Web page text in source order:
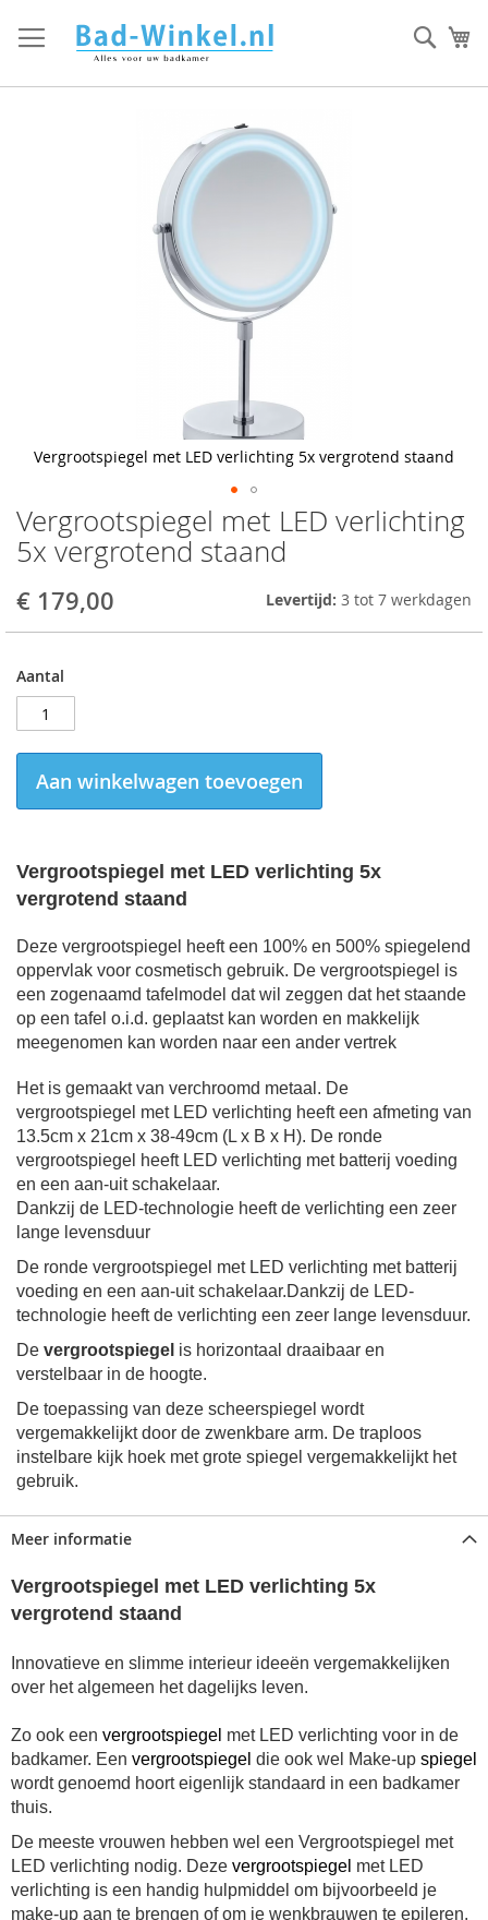
direct
door
Vergrootspiegel met LED verlichting
5x vergrotend staand
€ 179,00 Levertijd: 3 tot 7 werkdagen
Aantal
Aan winkelwagen toevoegen
Vergrootspiegel met LED verlichting 5x
vergrotend staand
Deze vergrootspiegel heeft een 100% en 500% spiegelend
oppervlak voor cosmetisch gebruik. De vergrootspiegel is
een zogenaamd tafelmodel dat wil zeggen dat het staande
op een tafel o.i.d. geplaatst kan worden en makkelijk
meegenomen kan worden naar een ander vertrek
Het is gemaakt van verchroomd metaal. De
vergrootspiegel met LED verlichting heeft een afmeting van
13.5cm x 21cm x 38-49cm (L x B x H). De ronde
vergrootspiegel heeft LED verlichting met batterij voeding
en een aan-uit schakelaar.
Dankzij de LED-technologie heeft de verlichting een zeer
lange levensduur
De ronde vergrootspiegel met LED verlichting met batterij
voeding en een aan-uit schakelaar.Dankzij de LED-
technologie heeft de verlichting een zeer lange levensduur.
De vergrootspiegel is horizontaal draaibaar en
verstelbaar in de hoogte.
De toepassing van deze scheerspiegel wordt
vergemakkelijkt door de zwenkbare arm. De traploos
instelbare kijk hoek met grote spiegel vergemakkelijkt het
gebruik.
Vergrootspiegel met LED verlichting 5x vergrotend staand
Skip
to
the
of
gallery
Meer informatie
Vergrootspiegel met LED verlichting 5x
vergrotend staand
Innovatieve en slimme interieur ideeën vergemakkelijken
over het algemeen het dagelijks leven.
Zo ook een vergrootspiegel met LED verlichting voor in de
badkamer. Een vergrootspiegel die ook wel Make-up spiegel
wordt genoemd hoort eigenlijk standaard in een badkamer
thuis.
De meeste vrouwen hebben wel een Vergrootspiegel met
LED verlichting nodig. Deze vergrootspiegel met LED
verlichting is een handig hulpmiddel om bijvoorbeeld je
make-up aan te brengen of om je wenkbrauwen te epileren.